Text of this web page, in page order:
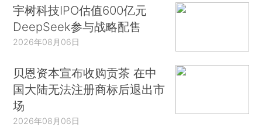
宇树科技IPO估值600亿元
DeepSeek参与战略配售
2026年08月06日
贝恩资本宣布收购贡茶 在中
国大陆无法注册商标后退出市
场
2026年08月06日